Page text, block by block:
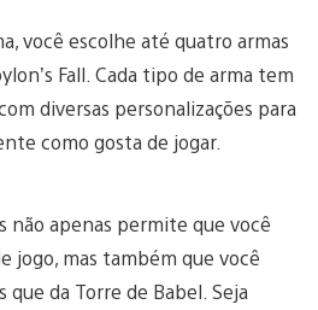
você escolhe até quatro armas
Fall. Cada tipo de arma tem
diversas personalizações para
como gosta de jogar.
não apenas permite que você
jogo, mas também que você
que da Torre de Babel. Seja